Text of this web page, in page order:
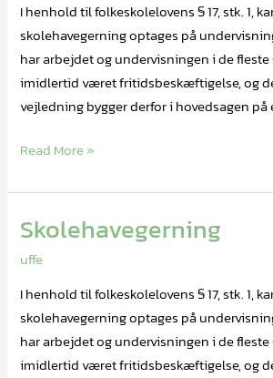
I henhold til folkeskolelovens § 17, stk. 1,
skolehavegerning optages på
har arbejdet og undervisningen i de fleste
imidlertid været fritidsbeskæftigelse, og
vejledning bygger derfor i hovedsagen
Read More »
Skolehavegerning
uffe
I henhold til folkeskolelovens § 17, stk. 1,
skolehavegerning optages på
har arbejdet og undervisningen i de fleste
imidlertid været fritidsbeskæftigelse, og
Skolehavegerning